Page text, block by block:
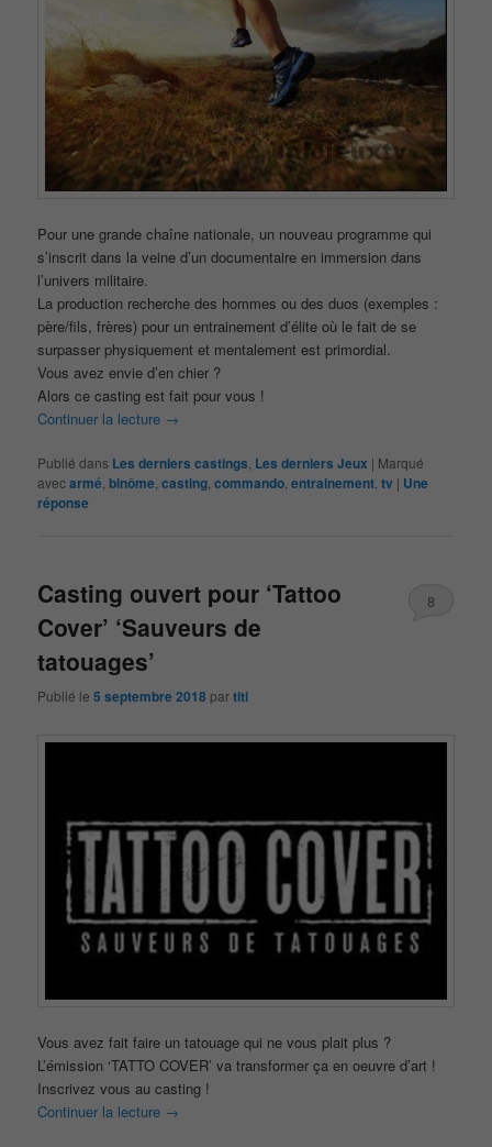
Pour une grande chaîne nationale, un nouveau programme qui
s’inscrit dans la veine d’un documentaire en immersion dans
l’univers militaire.
La production recherche des hommes ou des duos (exemples :
père/fils, frères) pour un entrainement d’élite où le fait de se
surpasser physiquement et mentalement est primordial.
Vous avez envie d’en chier ?
Alors ce casting est fait pour vous !
Continuer la lecture →
Publié dans Les derniers castings Les derniers Jeux | Marqué
avecarmé ,binôme ,casting ,commando ,entrainement ,tv | Une
réponse
Casting ouvert pour ‘Tattoo
Cover’ ‘Sauveurs de
tatouages’
Publié le5 septembre 2018 partiti
8
Vous avez fait faire un tatouage qui ne vous plait plus ?
L’émission ‘TATTO COVER’ va transformer ça en oeuvre d’art !
Inscrivez vous au casting !
Continuer la lecture →